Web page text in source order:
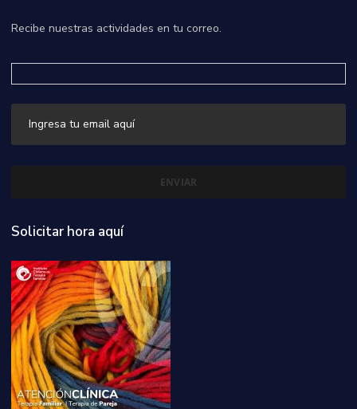
Recibe nuestras actividades en tu correo.
Solicitar hora aquí